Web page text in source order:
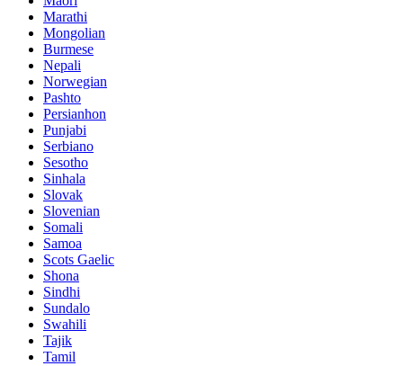
Marathi
Mongolian
Burmese
Nepali
Norwegian
Pashto
Persianhon
Punjabi
Serbiano
Sesotho
Sinhala
Slovak
Slovenian
Somali
Samoa
Scots Gaelic
Shona
Sindhi
Sundalo
Swahili
Tajik
Tamil